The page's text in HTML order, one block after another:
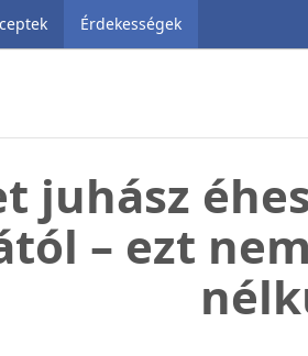
Érdekességek
juhász
– ezt